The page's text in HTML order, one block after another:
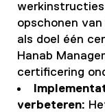
opschonen
als doel één
Hanab
certificering
verbeteren: